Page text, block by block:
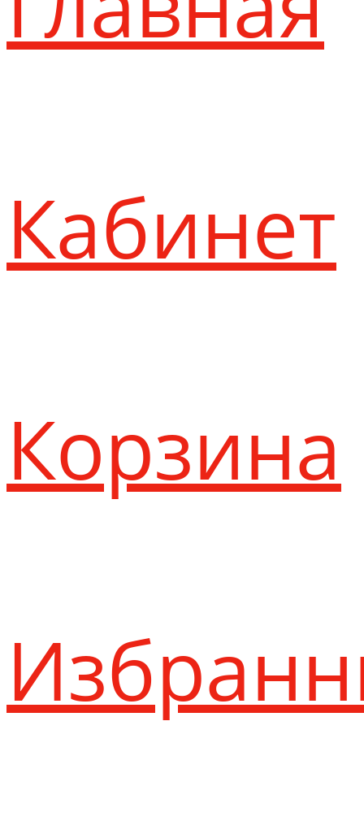
Кабинет
Корзина